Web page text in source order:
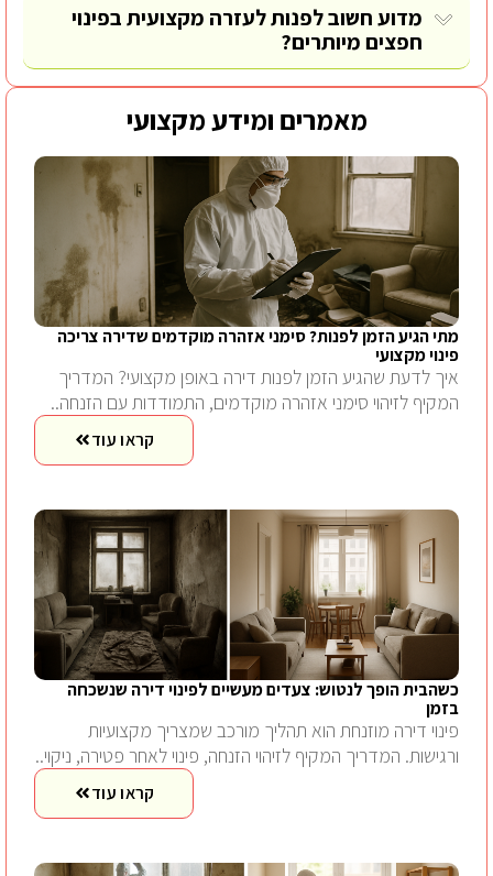
מדוע חשוב לפנות לעזרה מקצועית בפינוי
חפצים מיותרים?
מאמרים ומידע מקצועי
מתי הגיע הזמן לפנות? סימני אזהרה מוקדמים שדירה צריכה
פינוי מקצועי
איך לדעת שהגיע הזמן לפנות דירה באופן מקצועי? המדריך
המקיף לזיהוי סימני אזהרה מוקדמים, התמודדות עם הזנחה..
קראו עוד
כשהבית הופך לנטוש: צעדים מעשיים לפינוי דירה שנשכחה
בזמן
פינוי דירה מוזנחת הוא תהליך מורכב שמצריך מקצועיות
ורגישות. המדריך המקיף לזיהוי הזנחה, פינוי לאחר פטירה, ניקוי..
קראו עוד